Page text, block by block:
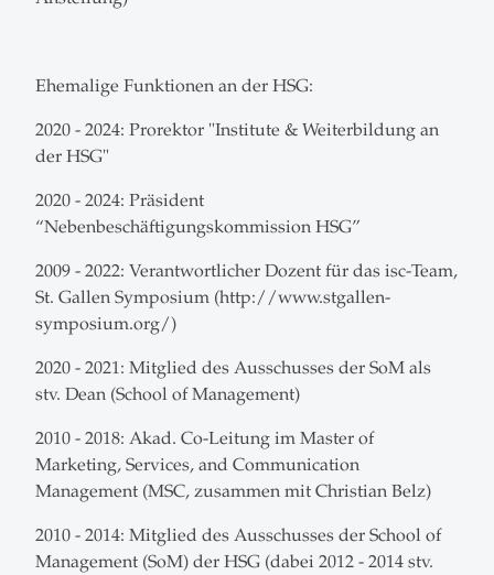
Ehemalige Funktionen an der HSG:
2020 - 2024: Prorektor "Institute & Weiterbildung an
der HSG"
2020 - 2024: Präsident
“Nebenbeschäftigungskommission HSG”
2009 - 2022: Verantwortlicher Dozent für das isc-Team,
St. Gallen Symposium (http://www.stgallen-
symposium.org/)
2020 - 2021: Mitglied des Ausschusses der SoM als
stv. Dean (School of Management)
2010 - 2018: Akad. Co-Leitung im Master of
Marketing, Services, and Communication
Management (MSC, zusammen mit Christian Belz)
2010 - 2014: Mitglied des Ausschusses der School of
Management (SoM) der HSG (dabei 2012 - 2014 stv.